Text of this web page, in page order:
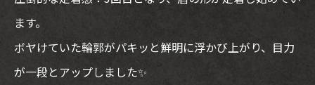
ます。
ボヤけていた輪郭がパキッと鮮明に浮かび上がり、目力
が一段とアップしました✨